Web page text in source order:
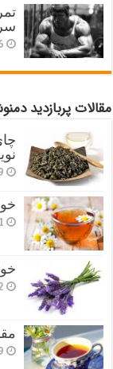
مقالات پربازدید